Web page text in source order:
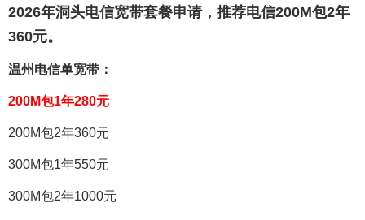
2026年洞头电信宽带套餐申请，推荐电信200M包2年
360元。
温州电信单宽带：
200M包1年280元
200M包2年360元
300M包1年550元
300M包2年1000元